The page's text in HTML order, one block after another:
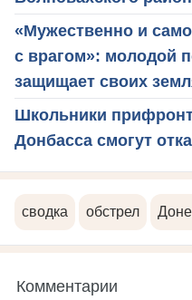
«Мужественно и
с врагом»: молодой
защищает своих
Школьники
Донбасса смогут
сводка обстрел
Комментарии